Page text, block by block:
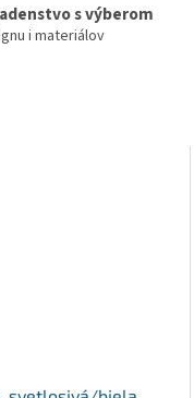
s výberom
i materiálov